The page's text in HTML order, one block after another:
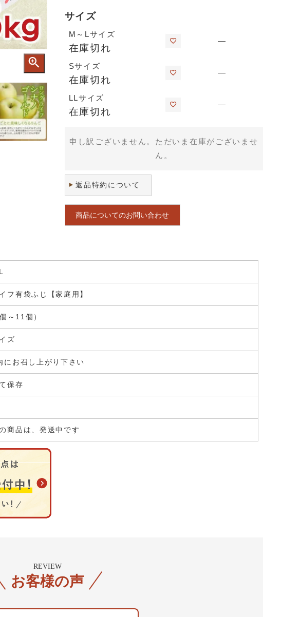
サイズ
M～Lサイズ
在庫切れ
—
Sサイズ
在庫切れ
—
LLサイズ
在庫切れ
—
申し訳ございません。ただいま在庫がございませ
ん。
返品特約について
商品についてのお問い合わせ
フ有袋ふじ【家庭用】
～11個）
ズ
にお召し上がり下さい
保存
商品は、発送中です
REVIEW
お客様の声